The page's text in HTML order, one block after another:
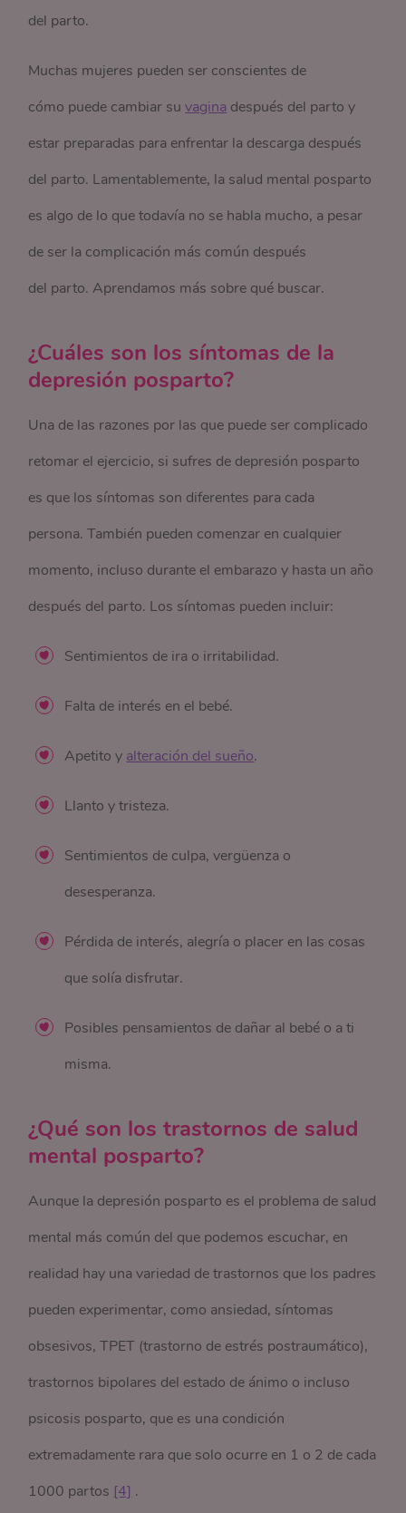
del parto.
Muchas mujeres pueden ser conscientes de
cómo puede cambiar suvagina después del parto y
estar preparadas para enfrentar la descarga después
del parto. Lamentablemente, la salud mental posparto
es algo de lo que todavía no se habla mucho, a pesar
de ser la complicación más común después
del parto. Aprendamos más sobre qué buscar.
¿Cuáles son los síntomas de la
depresión posparto?
Una de las razones por las que puede ser complicado
retomar el ejercicio, si sufres de depresión posparto
es que los síntomas son diferentes para cada
persona. También pueden comenzar en cualquier
momento, incluso durante el embarazo y hasta un año
después del parto. Los síntomas pueden incluir:
Sentimientos de ira o irritabilidad.
Falta de interés en el bebé.
Apetito y alteración del sueño.
Llanto y tristeza.
Sentimientos de culpa, vergüenza o
desesperanza.
Pérdida de interés, alegría o placer en las cosas
que solía disfrutar.
Posibles pensamientos de dañar al bebé o a ti
misma.
¿Qué son los trastornos de salud
mental posparto?
Aunque la depresión posparto es el problema de salud
mental más común del que podemos escuchar, en
realidad hay una variedad de trastornos que los padres
pueden experimentar, como ansiedad, síntomas
obsesivos, TPET (trastorno de estrés postraumático),
trastornos bipolares del estado de ánimo o incluso
psicosis posparto, que es una condición
extremadamente rara que solo ocurre en 1 o 2 de cada
1000 partos [4] .